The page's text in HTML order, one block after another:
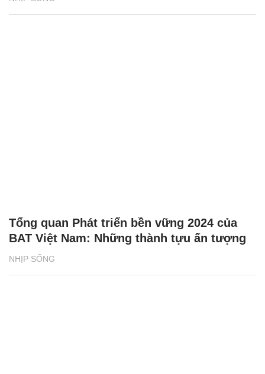
NHỊP SỐNG
Tổng quan Phát triển bền vững 2024 của
BAT Việt Nam: Những thành tựu ấn tượng